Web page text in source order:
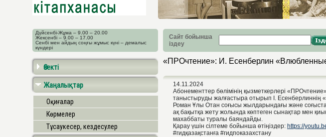
Дүйсенбі-Жұма – 9.00 – 20.00
Жексенбі – 9.00 – 17.00
Сенбі мен айдың соңғы жұмыс күні – демалыс
күндері
Сайт бойынша
іздеу
Өзекті
Жаңалықтар
Оқиғалар
Көрмелер
Тұсаукесер, кездесулер
«ПРОчтение»: И. Есенберлин
14.11.2024
Абонементтер бөлімінің қызметкерлері
таныстыруды жалғастыра отырып І.
Роман Ұлы Отан соғысы жылдарындағы және
ақ бақытқа жету жолында көптеген сынақтар мен
махаббаты туралы баяндайды.
Қарау үшін сілтеме бойынша өтіңіздер: https://
#гидқазақстанға #гидпоказахстану